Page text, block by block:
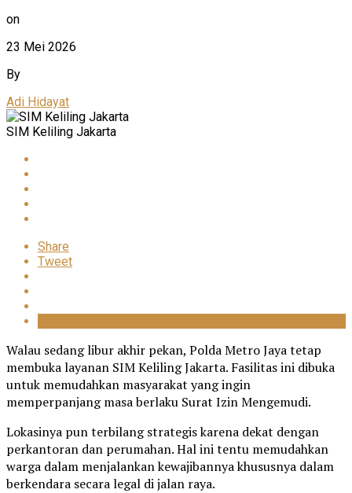
on
23 Mei 2026
By
Adi Hidayat
SIM Keliling Jakarta
Share
Tweet
Walau sedang libur akhir pekan, Polda Metro Jaya tetap
membuka layanan SIM Keliling Jakarta. Fasilitas ini dibuka
untuk memudahkan masyarakat yang ingin
memperpanjang masa berlaku Surat Izin Mengemudi.
Lokasinya pun terbilang strategis karena dekat dengan
perkantoran dan perumahan. Hal ini tentu memudahkan
warga dalam menjalankan kewajibannya khususnya dalam
berkendara secara legal di jalan raya.